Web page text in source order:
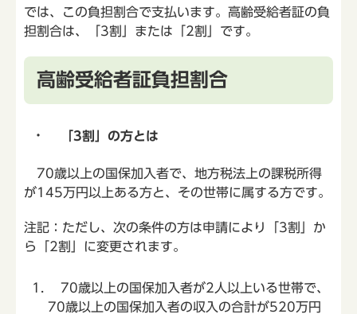
では、この負担割合で支払います。高齢受給者証の負
担割合は、「3割」または「2割」です。
高齢受給者証負担割合
「3割」の方とは
70歳以上の国保加入者で、地方税法上の課税所得
が145万円以上ある方と、その世帯に属する方です。
注記：ただし、次の条件の方は申請により「3割」か
ら「2割」に変更されます。
70歳以上の国保加入者が2人以上いる世帯で、
70歳以上の国保加入者の収入の合計が520万円